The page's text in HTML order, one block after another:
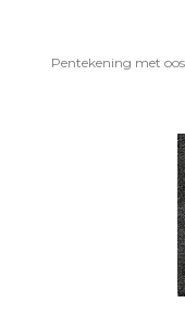
Pentekening met